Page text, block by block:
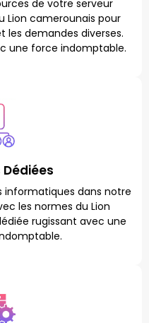
de votre serveur
Lion camerounais pour
demandes diverses.
une force indomptable.
informatiques dans notre
les normes du Lion
rugissant avec une